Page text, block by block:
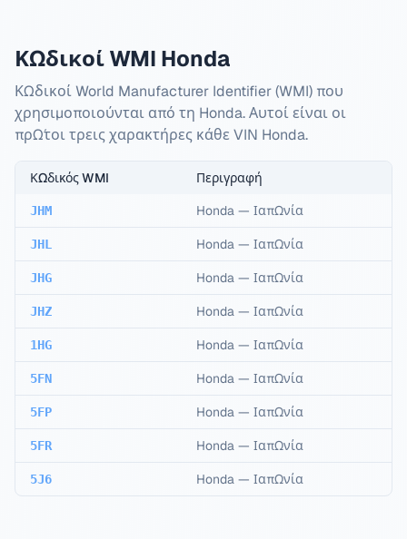
Κωδικοί WMI Honda
Κωδικοί World Manufacturer Identifier (WMI) που
χρησιμοποιούνται από τη Honda. Αυτοί είναι οι
πρώτοι τρεις χαρακτήρες κάθε VIN Honda.
Κωδικός WMI Περιγραφή
JHM Honda — Ιαπωνία
JHL Honda — Ιαπωνία
JHG Honda — Ιαπωνία
JHZ Honda — Ιαπωνία
1HG Honda — Ιαπωνία
5FN Honda — Ιαπωνία
5FP Honda — Ιαπωνία
5FR Honda — Ιαπωνία
5J6 Honda — Ιαπωνία